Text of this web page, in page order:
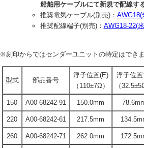
船舶用ケーブルにて新規で配線す
推奨電気ケーブル(別売)： AWG18(
推奨配線端子(別売)： AWG18-22(
※刻印からではセンダーユニットの特定はでき
型式 部品番号
浮子位置(E)
（110±7Ω）
浮子位
（
150 A00-68242-91 150.0mm
220 A00-68242-61 217.5mm
260 A00-68242-71 262.0mm